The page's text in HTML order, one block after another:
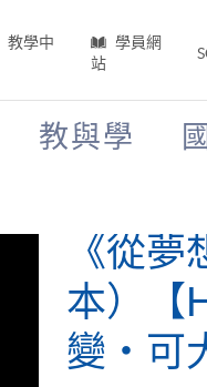
教學中
學員網
站
教與學
《從
本）【
變‧可